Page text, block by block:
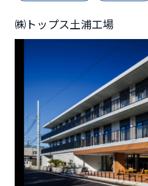
㈱トップス土浦工場